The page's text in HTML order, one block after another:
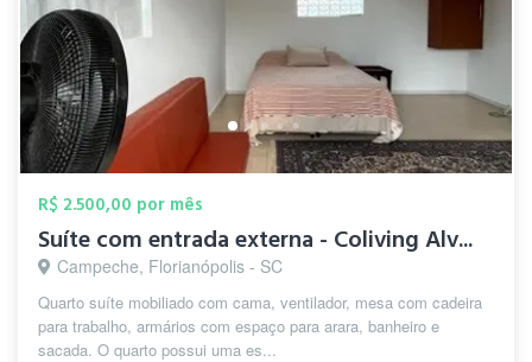
R$ 2.500,00 por mês
Suíte com entrada externa - Coliving Alv...
Campeche, Florianópolis - SC
Quarto suíte mobiliado com cama, ventilador, mesa com cadeira
para trabalho, armários com espaço para arara, banheiro e
sacada. O quarto possui uma es...